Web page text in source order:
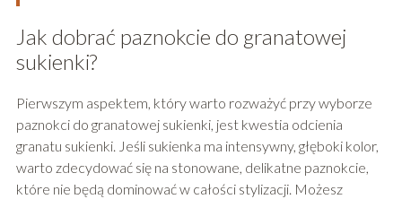
Jak dobrać paznokcie do granatowej
sukienki?
Pierwszym aspektem, który warto rozważyć przy wyborze
paznokci do granatowej sukienki, jest kwestia odcienia
granatu sukienki. Jeśli sukienka ma intensywny, głęboki kolor,
warto zdecydować się na stonowane, delikatne paznokcie,
które nie będą dominować w całości stylizacji. Możesz